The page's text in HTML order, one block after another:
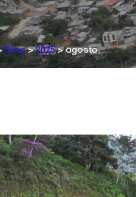
Blog>2025> agosto